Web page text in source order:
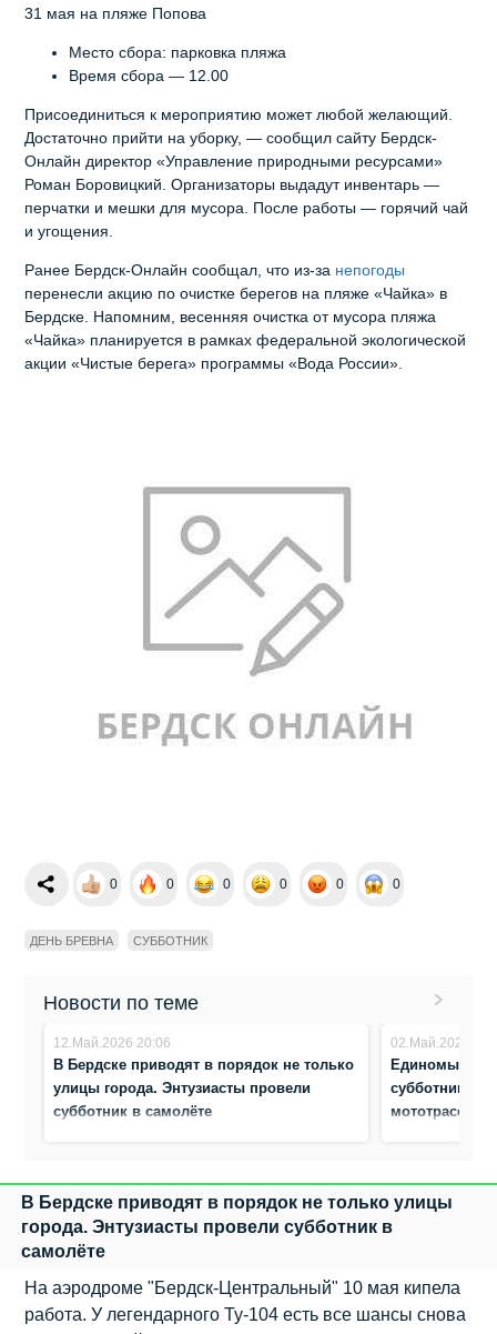
31 мая на пляже Попова
Место сбора: парковка пляжа
Время сбора — 12.00
Присоединиться к мероприятию может любой желающий.
Достаточно прийти на уборку, — сообщил сайту Бердск-
Онлайн директор «Управление природными ресурсами»
Роман Боровицкий. Организаторы выдадут инвентарь —
перчатки и мешки для мусора. После работы — горячий чай
и угощения.
Ранее Бердск-Онлайн сообщал, что из-за непогоды
перенесли акцию по очистке берегов на пляже «Чайка» в
Бердске. Напомним, весенняя очистка от мусора пляжа
«Чайка» планируется в рамках федеральной экологической
акции «Чистые берега» программы «Вода России».
0 0 0 0 0 0
ДЕНЬ БРЕВНА СУББОТНИК
Новости по теме
12.Май.2026 20:06
В Бердске приводят в порядок не только
улицы города. Энтузиасты провели
субботник в самолёте
02.Май.2026
субботник —
мототрассу в
В Бердске приводят в порядок не только улицы
города. Энтузиасты провели субботник в
самолёте
На аэродроме "Бердск-Центральный" 10 мая кипела
работа. У легендарного Ту-104 есть все шансы снова